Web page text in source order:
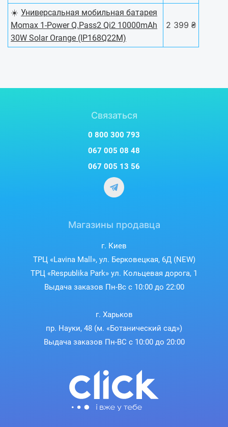
☀️ Универсальная мобильная батарея
Momax 1-Power Q.Pass2 Qi2 10000mAh
30W Solar Orange (IP168Q22M)
2 399 ₴
Связаться
0 800 300 793
067 005 08 48
067 005 13 56
Магазины продавца
г. Киев
ТРЦ «Lavina Mall», ул. Берковецкая, 6Д (NEW)
ТРЦ «Respublika Park» ул. Кольцевая дорога, 1
Выдача заказов Пн-Вс с 10:00 до 22:00
г. Харьков
пр. Науки, 48 (м. «Ботанический сад»)
Выдача заказов Пн-ВС с 10:00 до 20:00